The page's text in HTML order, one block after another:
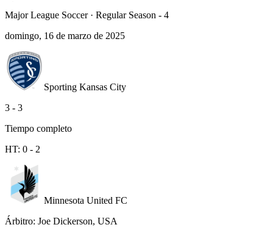
Major League Soccer· Regular Season - 4
domingo, 16 de marzo de 2025
Sporting Kansas City
3 - 3
Tiempo completo
HT: 0 - 2
Minnesota United FC
Árbitro: Joe Dickerson, USA